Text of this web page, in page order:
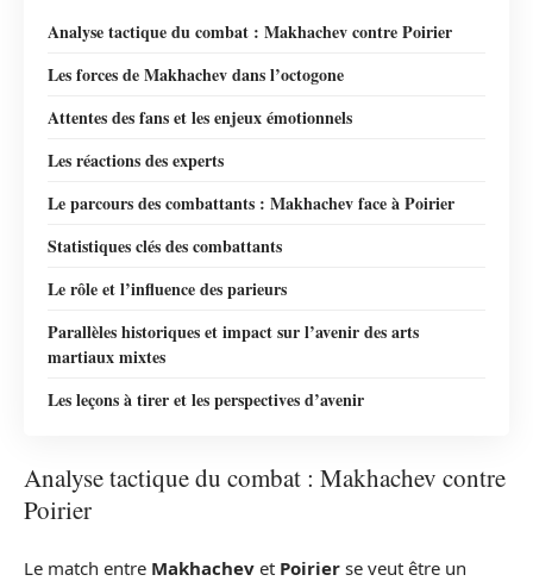
Analyse tactique du combat : Makhachev contre Poirier
Les forces de Makhachev dans l’octogone
Attentes des fans et les enjeux émotionnels
Les réactions des experts
Le parcours des combattants : Makhachev face à Poirier
Statistiques clés des combattants
Le rôle et l’influence des parieurs
Parallèles historiques et impact sur l’avenir des arts
martiaux mixtes
Les leçons à tirer et les perspectives d’avenir
Analyse tactique du combat : Makhachev contre
Poirier
Le match entre Makhachev et Poirier se veut être un